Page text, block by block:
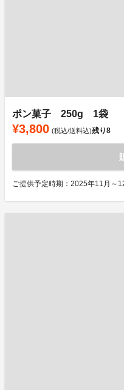
ポン菓子 250g 1袋
¥3,800 (税込/送料込)残り8
ご提供予定時期：2025年11月～